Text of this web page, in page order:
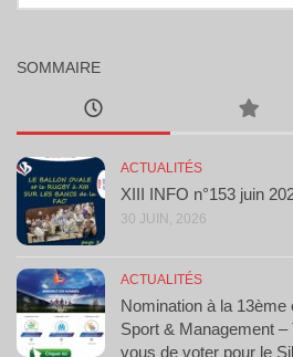
SOMMAIRE
ACTUALITÉS
XIII INFO n°153 juin
30 JUIN, 2026
ACTUALITÉS
Nomination à la 13ème
Sport & Management –
vous de voter pour le